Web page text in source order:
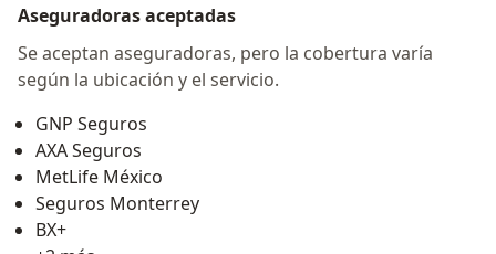
Aseguradoras aceptadas
Se aceptan aseguradoras, pero la cobertura varía
según la ubicación y el servicio.
GNP Seguros
AXA Seguros
MetLife México
Seguros Monterrey
BX+